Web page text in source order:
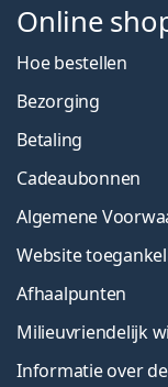
Online
Hoe bestellen
Bezorging
Betaling
Cadeaubonnen
Algemene
Website
Afhaalpunten
Milieuvriendelijk
Informatie over